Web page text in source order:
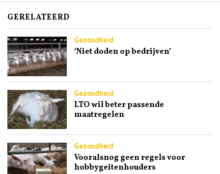
GERELATEERD
Gezondheid
‘Niet doden op bedrijven’
Gezondheid
LTO wil beter passende
maatregelen
Gezondheid
Vooralsnog geen regels voor
hobbygeitenhouders